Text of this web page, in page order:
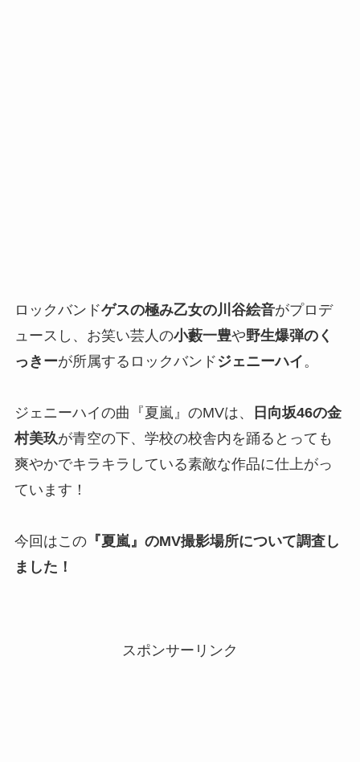
ロックバンドゲスの極み乙女の川谷絵音がプロデ
ュースし、お笑い芸人の小藪一豊や野生爆弾のく
っきーが所属するロックバンド ジェニーハイ。
ジェニーハイの曲『夏嵐』のMVは、
日向坂46の金
村美玖が青空の下、学校の校舎内を踊るとっても
爽やかでキラキラしている素敵な作品に仕上がっ
ています！
今回はこの『夏嵐』のMV撮影場所について調査し
ました！
スポンサーリンク